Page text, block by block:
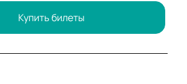
Купить билеты